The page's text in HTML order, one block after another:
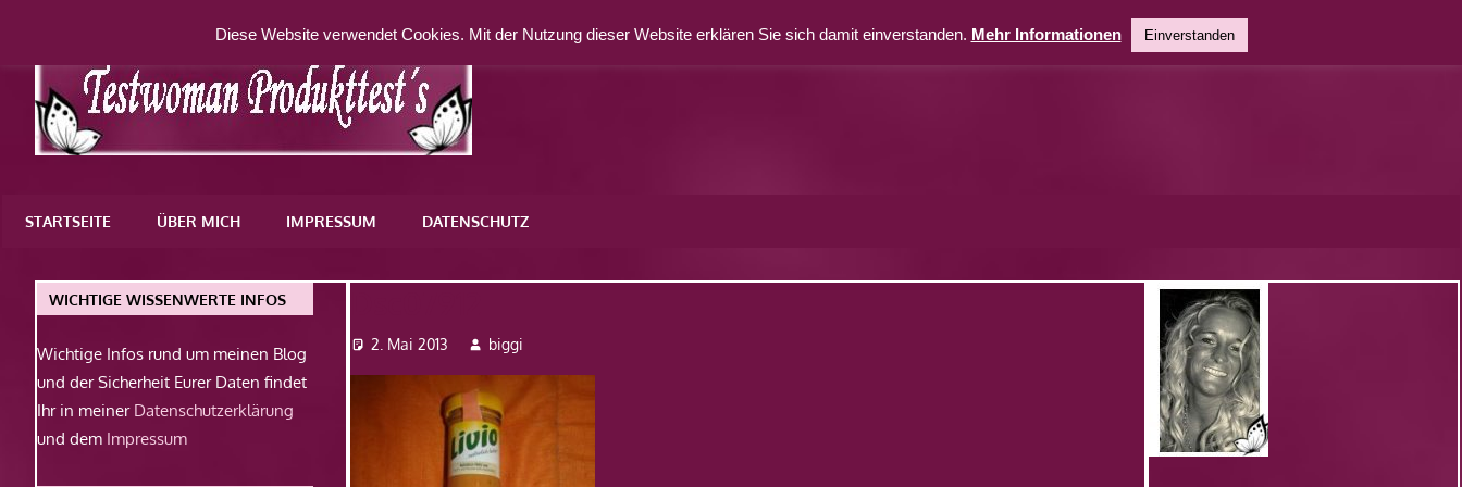
springen
WordPress-
STARTSEITE ÜBER MICH IMPRESSUM DATENSCHUTZ
2. Mai 2013 biggi
WICHTIGE WISSENWERTE INFOS
Wichtige Infos rund um meinen Blog
und der Sicherheit Eurer Daten findet
Ihr in meiner Datenschutzerklärung
und dem Impressum
Diese Website verwendet Cookies. Mit der Nutzung dieser Website erklären Sie sich damit einverstanden. Mehr Informationen Einverstanden